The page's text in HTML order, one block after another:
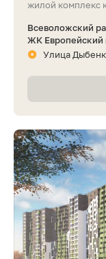
жилой комплекс
Всеволожский
ЖК Европейский
Улица